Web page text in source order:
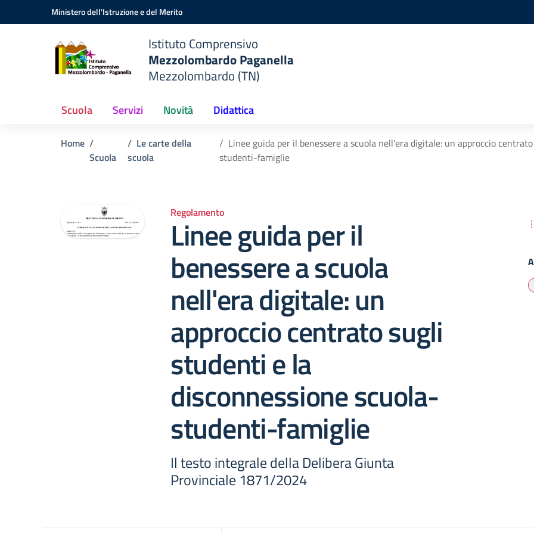
Vai ai contenuti
Vai al menu di navigazioneMinistero dell'Istruzione e del Merito
Istituto Comprensivo
Mezzolombardo Paganella
Mezzolombardo (TN)
Scuola Servizi Novità Didattica
Home
Scuola
Le carte della
scuola
Linee guida per il benessere a scuola nell'era digitale: un approccio
studenti-famiglie
Regolamento
Linee guida per il
benessere a scuola
nell'era digitale: un
approccio centrato sugli
studenti e la
disconnessione scuola-
studenti-famiglie
Il testo integrale della Delibera Giunta
Provinciale 1871/2024